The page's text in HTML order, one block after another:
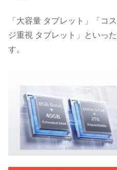
「大容量 タブレット」「コ
ジ重視 タブレット」といっ
す。